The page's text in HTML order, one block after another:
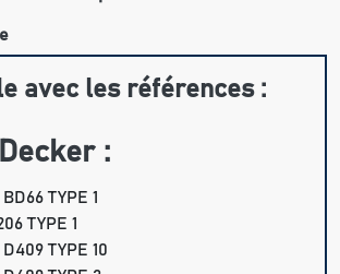
avec les références :
:
TYPE 1
TYPE 1
TYPE 10